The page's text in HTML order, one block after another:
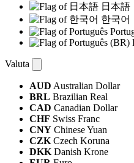
日本語
한국어
Valuta
AUD Australian Dollar
BRL Brazilian Real
CAD Canadian Dollar
CHF Swiss Franc
CNY Chinese Yuan
CZK Czech Koruna
DKK Danish Krone